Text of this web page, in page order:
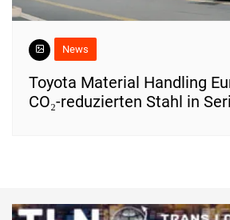
News
Toyota Material Handling
CO₂-reduzierten Stahl in